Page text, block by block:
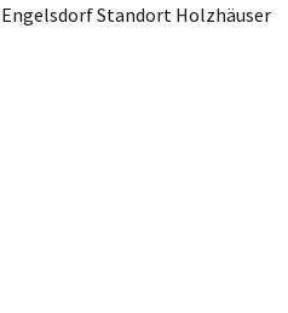
Standort Holzhäuser